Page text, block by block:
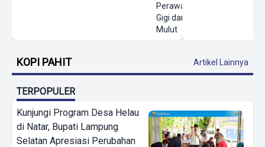
Perawatan
Gigi dan
Mulut
KOPI PAHIT Artikel Lainnya
TERPOPULER
Kunjungi Program Desa Helau
di Natar, Bupati Lampung
Selatan Apresiasi Perubahan